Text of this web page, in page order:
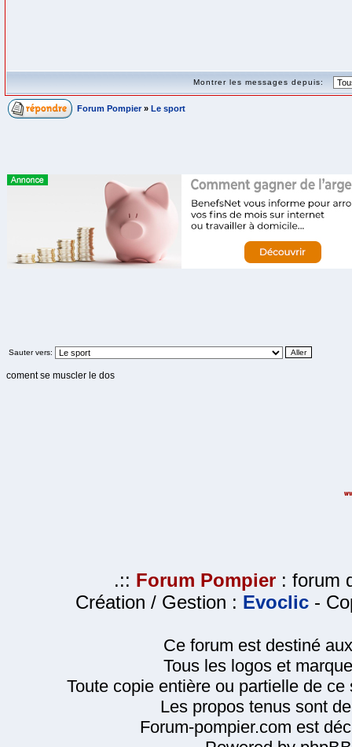
Montrer les messages depuis:
Forum Pompier » Le sport
Sauter vers:
coment se muscler le dos
.:: Forum Pompier : forum
Création / Gestion : Evoclic -
Ce forum est destiné
Tous les logos et
Toute copie entière ou partielle de
Les propos tenus sont
Forum-pompier.com est